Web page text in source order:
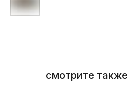
смотрите также